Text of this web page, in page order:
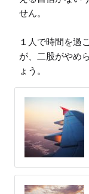
せん。
１人で時間を過
が、二股がやめ
ょう。